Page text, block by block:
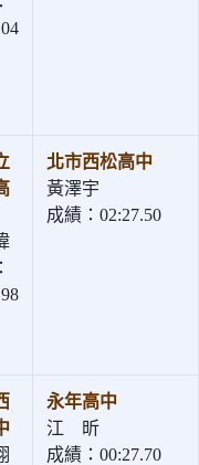
北市西松高中
黃澤宇
成績：02:27.50
永年高中
江 昕
成績：00:27.70